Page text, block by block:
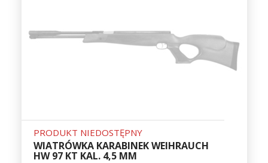
PRODUKT NIEDOSTĘPNY
WIATRÓWKA KARABINEK WEIHRAUCH
HW 97 KT KAL. 4,5 MM